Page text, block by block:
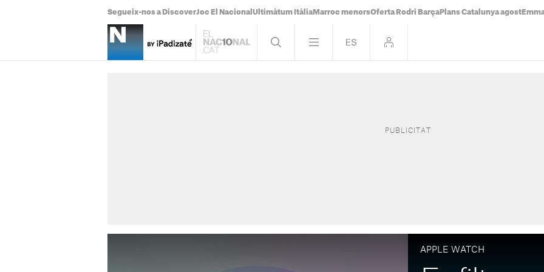
Segueix-nos a DiscoverJoc El Nacional Ultimàtum Itàlia Marroc menorsOferta Rodri Barça Plans Catalunya agost
APPLE WATCH